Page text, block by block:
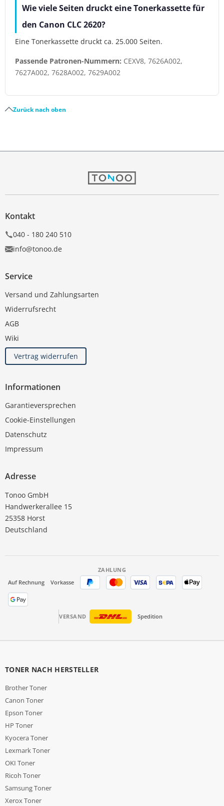
Wie viele Seiten druckt eine Tonerkassette für
den Canon CLC 2620?
Eine Tonerkassette druckt ca. 25.000 Seiten.
Passende Patronen-Nummern: CEXV8, 7626A002,
7627A002, 7628A002, 7629A002
Zurück nach oben
Kontakt
040 - 180 240 510
info@tonoo.de
Service
Versand und Zahlungsarten
Widerrufsrecht
AGB
Wiki
Vertrag widerrufen
Informationen
Garantieversprechen
Cookie-Einstellungen
Datenschutz
Impressum
Adresse
Tonoo GmbH
Handwerkerallee 15
25358 Horst
Deutschland
ZAHLUNG
Auf Rechnung
Vorkasse
VERSAND Spedition
TONER NACH HERSTELLER
Brother Toner
Canon Toner
Epson Toner
HP Toner
Kyocera Toner
Lexmark Toner
OKI Toner
Ricoh Toner
Samsung Toner
Xerox Toner